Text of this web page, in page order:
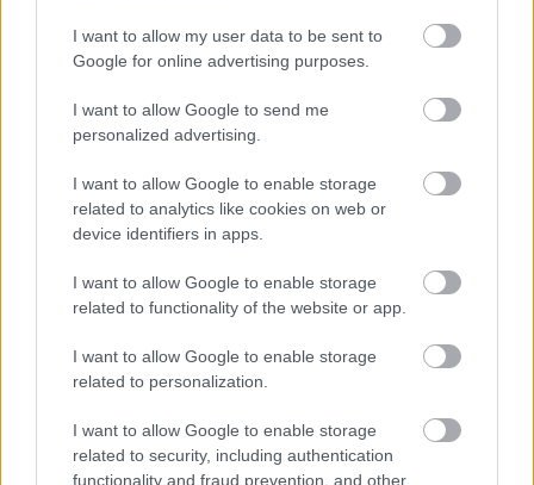
I want to allow my user data to be sent to
Google for online advertising purposes.
I want to allow Google to send me
personalized advertising.
I want to allow Google to enable storage
related to analytics like cookies on web or
device identifiers in apps.
I want to allow Google to enable storage
related to functionality of the website or app.
I want to allow Google to enable storage
related to personalization.
I want to allow Google to enable storage
related to security, including authentication
functionality and fraud prevention, and other
derékban karcsúsítottak. A V-kivágású blézerek
különösen előnyösek, a hatásukat egy szép,